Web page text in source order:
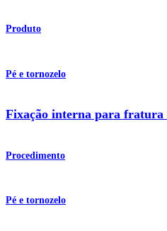
Produto
Pé e tornozelo
Fixação interna para fratura
Procedimento
Pé e tornozelo